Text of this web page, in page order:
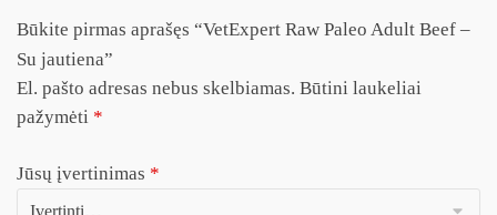
Būkite pirmas aprašęs “VetExpert Raw Paleo Adult Beef –
Su jautiena”
El. pašto adresas nebus skelbiamas. Būtini laukeliai
pažymėti *
Jūsų įvertinimas *